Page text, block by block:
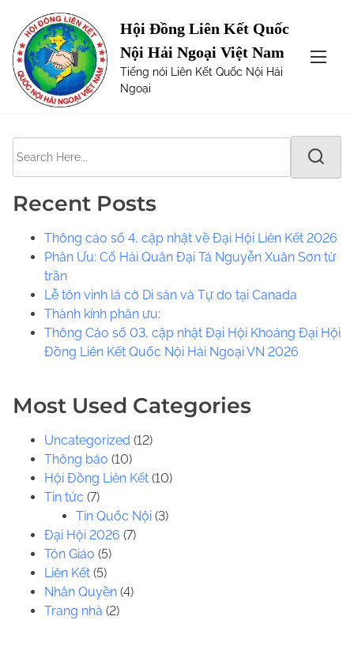
Hội Đồng Liên Kết Quốc
Nội Hải Ngoại Việt Nam
Tiếng nói Liên Kết Quốc Nội Hải
Ngoại
Page not Found
The requested url was not found on this server. Maybe
try one of the links below or a search?
e
Recent Posts
Thông cáo số 4, cập nhật về Đại Hội Liên Kết 2026
Phân Ưu: Cố Hải Quân Đại Tá Nguyễn Xuân Sơn từ
trần
Lễ tôn vinh lá cờ Di sản và Tự do tại Canada
​​Thành kính phân ưu:
Thông Cáo số 03, cập nhật Đại Hội Khoáng Đại Hội
Đồng Liên Kết Quốc Nội Hải Ngoại VN 2026
Most Used Categories
Uncategorized (12)
Thông báo (10)
Hội Đồng Liên Kết (10)
Tin tức (7)
Tin Quốc Nội (3)
Đại Hội 2026 (7)
Tôn Giáo (5)
Liên Kết (5)
Nhân Quyền (4)
Trang nhà (2)